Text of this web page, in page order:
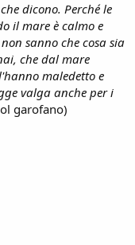
dicono. Perché le
il mare è calmo e
sanno che cosa sia
che dal mare
maledetto e
valga anche per i
garofano)